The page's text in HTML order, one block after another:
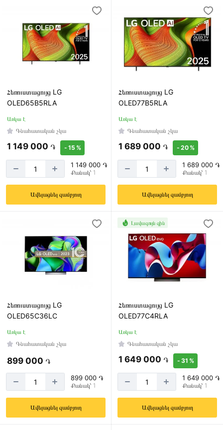
Առկա
Առկա
Հեռուստացույց LG
OLED65B5RLA
Առկա է
Գնահատական չկա
1 149 000 ֏ - 15 %
1 149 000 ֏
Քանակ՝ 1
Ավելացնել զամբյուղ
Հեռուստացույց LG
OLED77B5RLA
Առկա է
Գնահատական չկա
1 689 000 ֏ - 20 %
1 689 000 ֏
Քանակ՝ 1
Ավելացնել զամբյուղ
Հեռուստացույց LG
OLED65C36LC
Առկա է
Գնահատական չկա
899 000 ֏
899 000 ֏
Քանակ՝ 1
Ավելացնել զամբյուղ
Լավագույն գին
Հեռուստացույց LG
OLED77C4RLA
Առկա է
Գնահատական չկա
1 649 000 ֏ - 31 %
1 649 000 ֏
Քանակ՝ 1
Ավելացնել զամբյուղ